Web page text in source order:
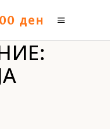
ден